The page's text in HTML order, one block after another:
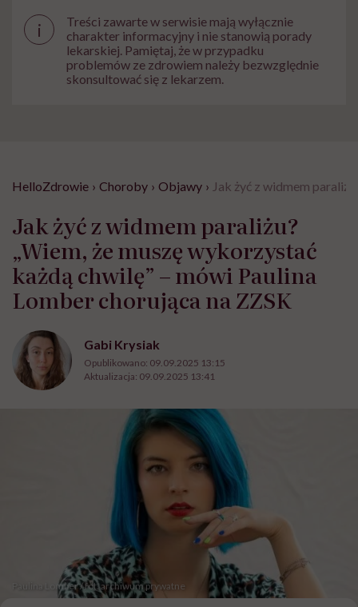
i
Treści zawarte w serwisie mają wyłącznie
charakter informacyjny i nie stanowią porady
lekarskiej. Pamiętaj, że w przypadku
problemów ze zdrowiem należy bezwzględnie
skonsultować się z lekarzem.
HelloZdrowie › Choroby › Objawy › Jak żyć z widmem
Jak żyć z widmem paraliżu?
„Wiem, że muszę wykorzystać
każdą chwilę” – mówi Paulina
Lomber chorująca na ZZSK
Gabi Krysiak
Opublikowano: 09.09.2025 13:15
Aktualizacja: 09.09.2025 13:41
Paulina Lomber / fot. archiwum prywatne